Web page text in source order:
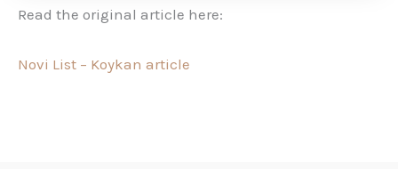
Read the original article here:
Novi List – Koykan article